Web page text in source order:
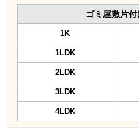
ゴミ屋敷片
1K
1LDK
2LDK
3LDK
4LDK